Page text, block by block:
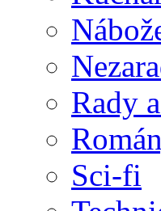
Rady
Sci-fi